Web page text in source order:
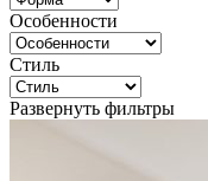
Особенности
Стиль
Развернуть фильтры